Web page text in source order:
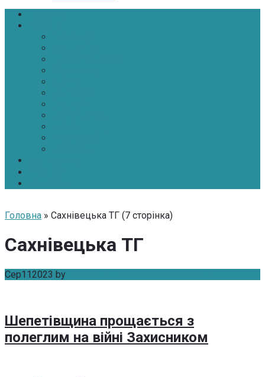
Головна » Сахнівецька ТГ (7 сторінка)
Сахнівецька ТГ
Сер112023 by
Шепетівщина прощається з
полеглим на війні Захисником